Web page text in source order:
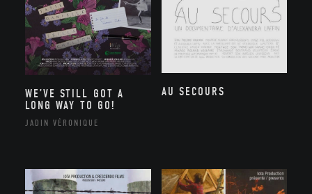
WE’VE STILL GOT A
LONG WAY TO GO!
JADIN VÉRONIQUE
AU SECOURS